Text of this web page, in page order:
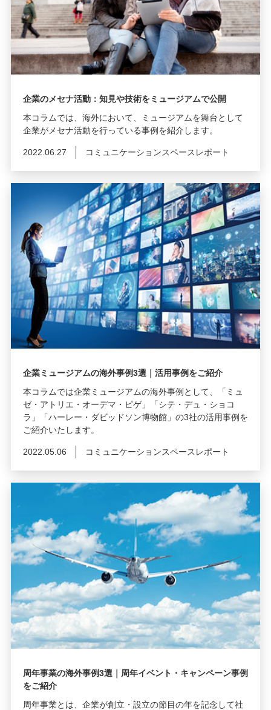
企業のメセナ活動：知見や技術をミュージアムで公開
本コラムでは、海外において、ミュージアムを舞台として
企業がメセナ活動を行っている事例を紹介します。
2022.06.27 コミュニケーションスペースレポート
企業ミュージアムの海外事例3選｜活用事例をご紹介
本コラムでは企業ミュージアムの海外事例として、「ミュ
ゼ・アトリエ・オーデマ・ピゲ」「シテ・デュ・ショコ
ラ」「ハーレー・ダビッドソン博物館」の3社の活用事例を
ご紹介いたします。
2022.05.06 コミュニケーションスペースレポート
周年事業の海外事例3選｜周年イベント・キャンペーン事例
をご紹介
周年事業とは、企業が創立・設立の節目の年を記念して社